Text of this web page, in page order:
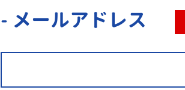
- メールアドレス